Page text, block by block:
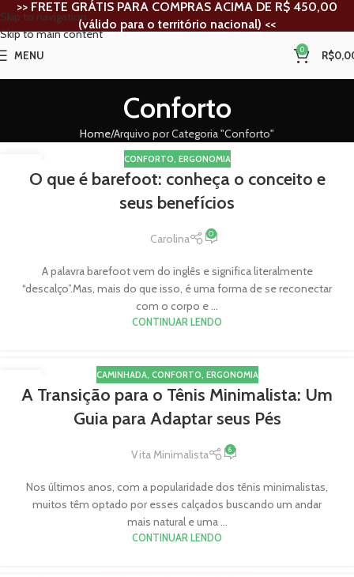
Skip to navigation
Skip to main content
>> FRETE GRÁTIS PARA COMPRAS ACIMA DE R$ 450,00
(válido para o território nacional) <<
MENU 0 R$
Conforto
Home Arquivo por Categoria "Conforto"
OUT
CONFORTO, ERGONOMIA
O que é barefoot: conheça o conceito e
seus benefícios
Carolina 0
A palavra barefoot vem do inglês e significa literalmente
“descalço”.Mas, mais do que isso, é uma forma de se reconectar
com o corpo e ...
CONTINUAR LENDO
19
ABR
CAMINHADA, CONFORTO, ERGONOMIA
A Transição para o Tênis Minimalista: Um
Guia para Adaptar seus Pés
Vita Minimalista 6
Nos últimos anos, com a popularidade dos tênis minimalistas,
muitos têm optado por esses calçados buscando um andar
mais natural e uma ...
CONTINUAR LENDO